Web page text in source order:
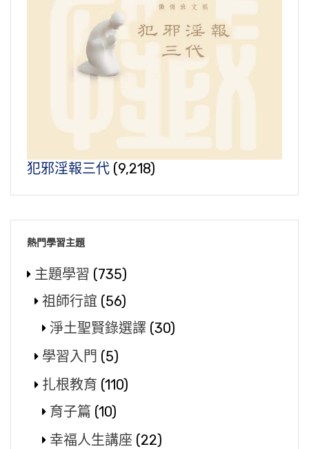
犯邪淫報三代 (9,218)
熱門學習主題
主題學習 (735)
祖師行誼 (56)
淨土聖賢錄選譯 (30)
學習入門 (5)
扎根教育 (110)
育子篇 (10)
幸福人生講座 (22)